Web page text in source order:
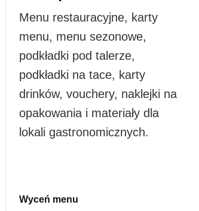
Menu restauracyjne, karty
menu, menu sezonowe,
podkładki pod talerze,
podkładki na tace, karty
drinków, vouchery, naklejki na
opakowania i materiały dla
lokali gastronomicznych.
Wyceń menu